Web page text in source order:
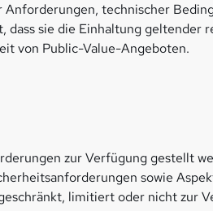
technischer
dass sie die Einhaltung geltender
von Public-Value-Angeboten.
zur Verfügung gestellt
sowie
limitiert oder nicht zur